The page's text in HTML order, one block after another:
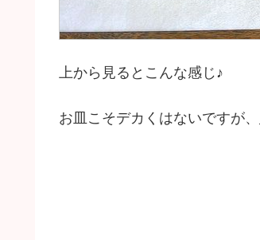
上から見るとこんな感じ♪
お皿こそデカくはないですが、